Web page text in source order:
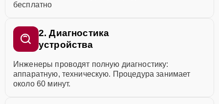
бесплатно
2. Диагностика
устройства
Инженеры проводят полную диагностику:
аппаратную, техническую. Процедура занимает
около 60 минут.